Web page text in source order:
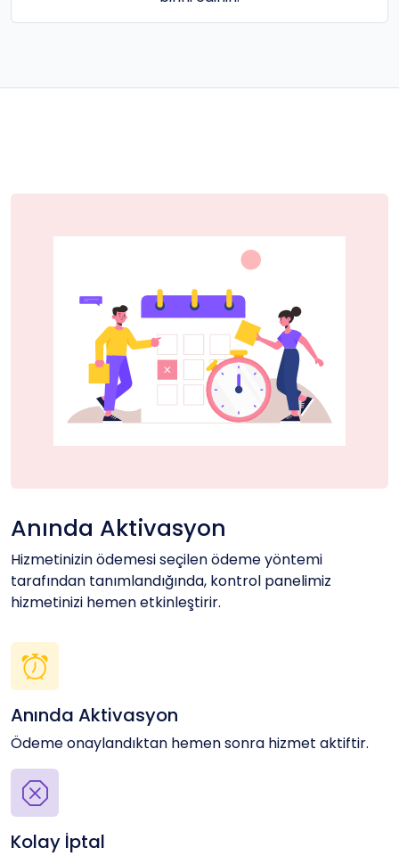
Anında Aktivasyon
Hizmetinizin ödemesi seçilen ödeme yöntemi
tarafından tanımlandığında, kontrol panelimiz
hizmetinizi hemen etkinleştirir.
Anında Aktivasyon
Ödeme onaylandıktan hemen sonra hizmet aktiftir.
Kolay İptal